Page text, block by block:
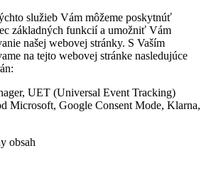
služieb Vám môžeme poskytnúť
základných funkcií a umožniť Vám
našej webovej stránky. S Vaším
na tejto webovej stránke nasledujúce
UET (Universal Event Tracking)
Microsoft, Google Consent Mode, Klarna,
obsah